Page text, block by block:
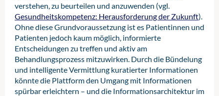
verstehen, zu beurteilen und anzuwenden (vgl.
Gesundheitskompetenz: Herausforderung der Zukunft).
Ohne diese Grundvoraussetzung ist es Patientinnen und
Patienten jedoch kaum möglich, informierte
Entscheidungen zu treffen und aktiv am
Behandlungsprozess mitzuwirken. Durch die Bündelung
und intelligente Vermittlung kuratierter Informationen
könnte die Plattform den Umgang mit Informationen
spürbar erleichtern – und die Informationsarchitektur im